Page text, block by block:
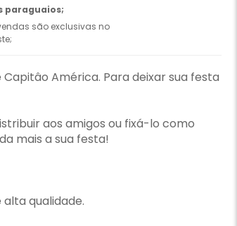
paraguaios;
são exclusivas no
América. Para deixar sua festa
aos amigos ou fixá-lo como
mais a sua festa!
qualidade.